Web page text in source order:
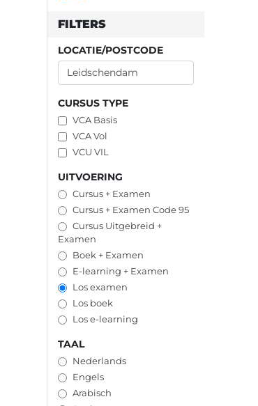
FILTERS
LOCATIE/POSTCODE
CURSUS TYPE
VCA Basis
VCA Vol
VCU VIL
UITVOERING
Cursus + Examen
Cursus + Examen Code 95
Cursus Uitgebreid +
Examen
Boek + Examen
E-learning + Examen
Los examen
Los boek
Los e-learning
TAAL
Nederlands
Engels
Arabisch